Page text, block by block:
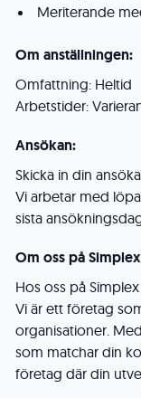
Meriterande
Om anställningen:
Omfattning: Heltid
Arbetstider:
Ansökan:
Skicka in din
Vi arbetar med
sista
Om oss på Simplex
Hos oss på
Vi är ett företag
organisationer.
som matchar din
företag där din